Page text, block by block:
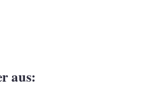
aus: